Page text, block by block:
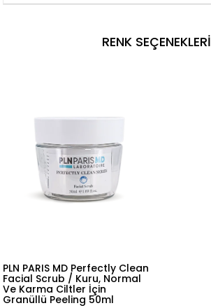
RENK SEÇENEKLERI
PLN PARIS MD Perfectly Clean
Facial Scrub / Kuru, Normal
Ve Karma Ciltler İçin
Granüllü Peeling 50ml